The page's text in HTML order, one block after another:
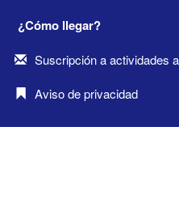
¿Cómo llegar?
Suscripción a actividades
Aviso de privacidad